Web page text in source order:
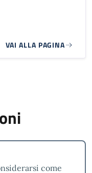
VAI ALLA PAGINA
come